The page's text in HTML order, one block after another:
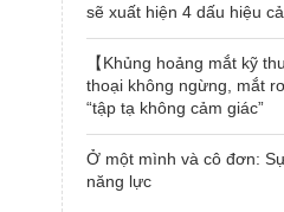
sẽ xuất hiện 4 dấu hiệu
【Khủng hoảng mắt kỹ
thoại không ngừng, mắt
“tập tạ không cảm giác”
Ở một mình và cô đơn:
năng lực